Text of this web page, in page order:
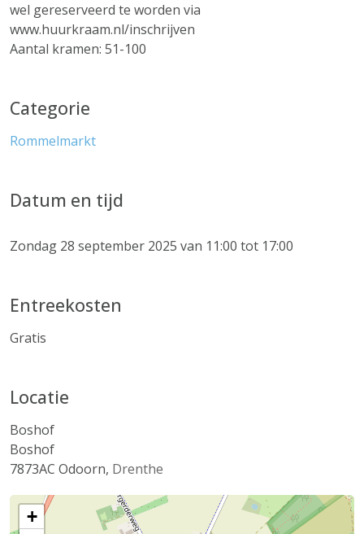
wel gereserveerd te worden via
www.huurkraam.nl/inschrijven
Aantal kramen: 51-100
Categorie
Rommelmarkt
Datum en tijd
Zondag 28 september 2025 van 11:00 tot 17:00
Entreekosten
Gratis
Locatie
Boshof
Boshof
7873AC Odoorn, Drenthe
+